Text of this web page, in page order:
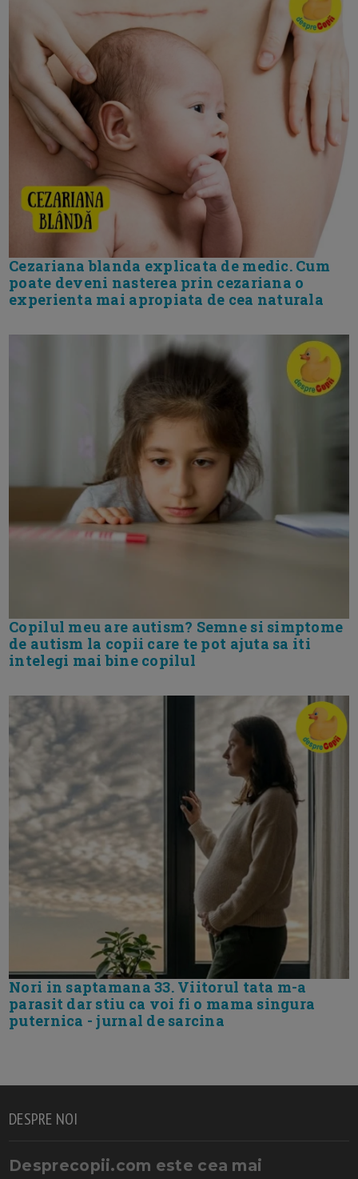
Cezariana blanda explicata de medic. Cum
poate deveni nasterea prin cezariana o
experienta mai apropiata de cea naturala
Copilul meu are autism? Semne si simptome
de autism la copii care te pot ajuta sa iti
intelegi mai bine copilul
Nori in saptamana 33. Viitorul tata m-a
parasit dar stiu ca voi fi o mama singura
puternica - jurnal de sarcina
DESPRE NOI
Desprecopii.com este cea mai